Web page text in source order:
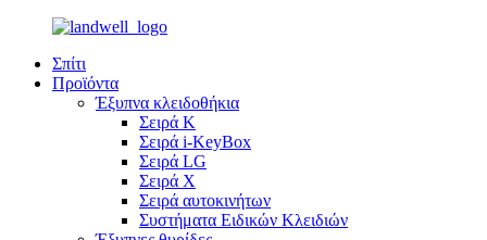
Σπίτι
Προϊόντα
Έξυπνα κλειδοθήκια
Σειρά Κ
Σειρά i-KeyBox
Σειρά LG
Σειρά X
Σειρά αυτοκινήτων
Συστήματα Ειδικών Κλειδιών